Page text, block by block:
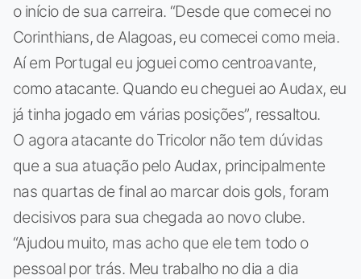
o início de sua carreira. “Desde que comecei no
Corinthians, de Alagoas, eu comecei como meia.
Aí em Portugal eu joguei como centroavante,
como atacante. Quando eu cheguei ao Audax, eu
já tinha jogado em várias posições”, ressaltou.
O agora atacante do Tricolor não tem dúvidas
que a sua atuação pelo Audax, principalmente
nas quartas de final ao marcar dois gols, foram
decisivos para sua chegada ao novo clube.
“Ajudou muito, mas acho que ele tem todo o
pessoal por trás. Meu trabalho no dia a dia